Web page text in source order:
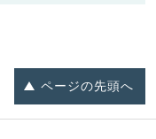
ページの先頭へ